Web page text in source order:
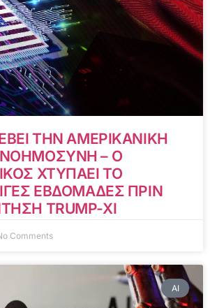
ΤΗΝ ΑΜΕΡΙΚΑΝΙΚΗ
– Ο
ΧΤΥΠΑΕΙ ΤΟ
ΕΒΔΟΜΑΔΕΣ ΠΡΙΝ
TRUMP-XI
Comments
AI